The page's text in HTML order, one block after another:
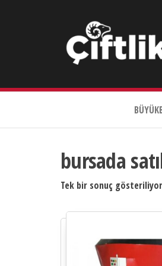
Shop
3989
bursada
Tek bir sonuç gösteriliyor